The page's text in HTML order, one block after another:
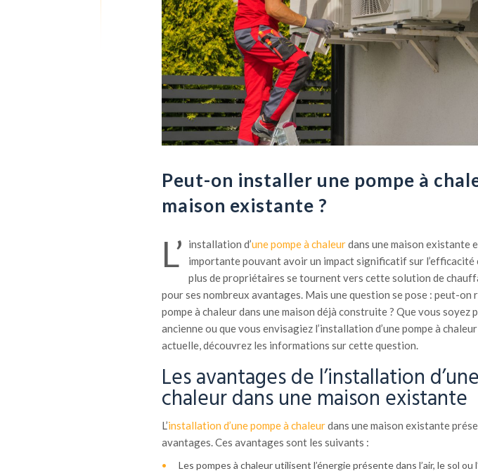
Peut-on installer une pompe à
maison existante ?
L’ installation d’une pompe à chaleurdans une maison existante
importante pouvant avoir un impact significatif sur l’efficacité
plus de propriétaires se tournent vers cette solution de
pour ses nombreux avantages. Mais une question se pose : peut-on
pompe à chaleur dans une maison déjà construite ? Que vous soyez
ancienne ou que vous envisagiez l’installation d’une pompe à
actuelle, découvrez les informations sur cette question.
Les avantages de l’installation
chaleur dans une maison existante
L’installation d’une pompe à chaleurdans une maison existante
avantages. Ces avantages sont les suivants :
Les pompes à chaleur utilisent l’énergie présente dans l’air, le sol